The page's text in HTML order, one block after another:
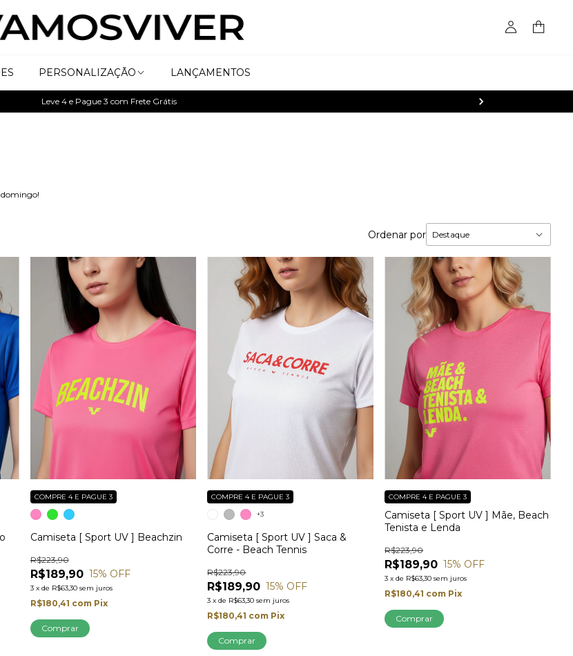
PERSONALIZAÇÃO LANÇAMENTOS
Leve 4 e Pague 3 com Frete Grátis
domingo!
Ordenar por
Camiseta [ Sport UV ] Beachzin
R$189,90
R$223,90
15% OFF
3 x de R$63,30 sem juros
COMPRE 4 E PAGUE 3
R$180,41 com Pix
Comprar
Camiseta [ Sport UV ] Saca &
Corre - Beach Tennis
R$189,90
R$223,90
15% OFF
3 xde R$63,30 sem juros
COMPRE 4 E PAGUE 3
R$180,41 com Pix
+3
Comprar
Camiseta [ Sport UV ] Mãe, Beach
Tenista e Lenda
R$189,90
R$223,90
15% OFF
3 xde R$63,30 sem juros
COMPRE 4 E PAGUE 3
R$180,41 com Pix
Comprar